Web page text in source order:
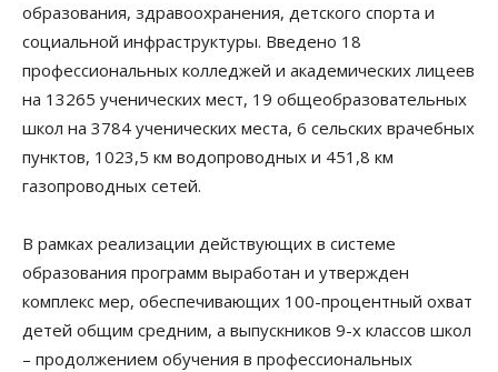
образования, здравоохранения, детского спорта и
социальной инфраструктуры. Введено 18
профессиональных колледжей и академических лицеев
на 13265 ученических мест, 19 общеобразовательных
школ на 3784 ученических места, 6 сельских врачебных
пунктов, 1023,5 км водопроводных и 451,8 км
газопроводных сетей.
В рамках реализации действующих в системе
образования программ выработан и утвержден
комплекс мер, обеспечивающих 100-процентный охват
детей общим средним, а выпускников 9-х классов школ
– продолжением обучения в профессиональных